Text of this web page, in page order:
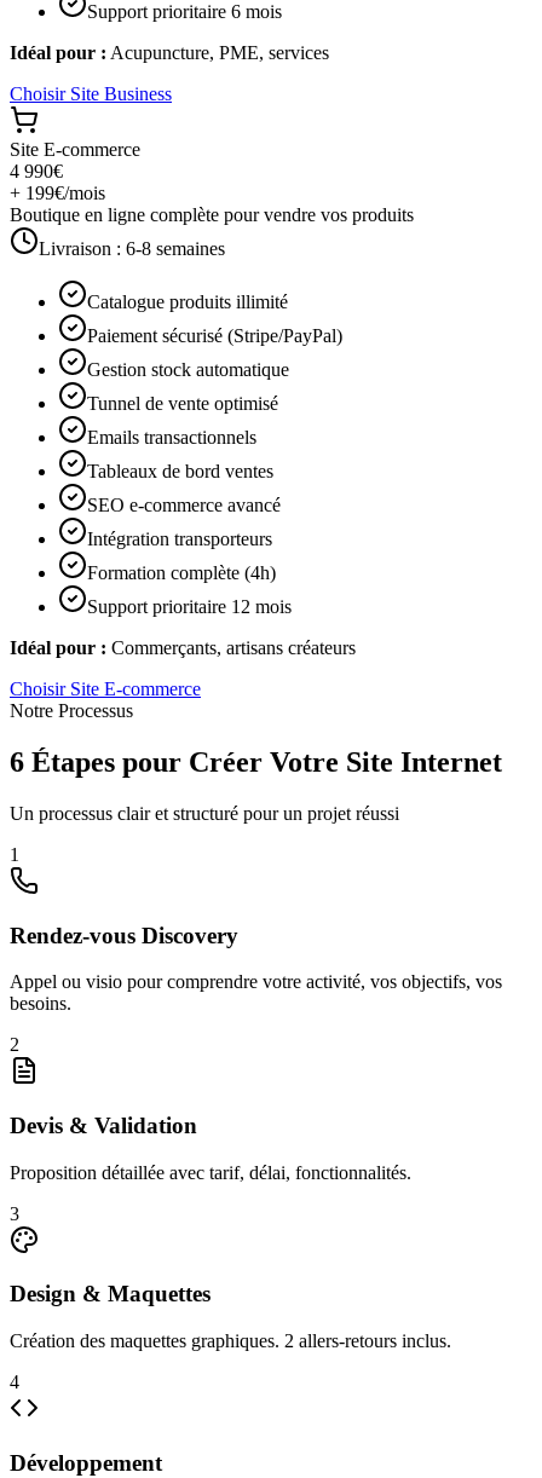
Support prioritaire 6 mois
Idéal pour : Acupuncture, PME, services
Choisir Site Business
Site E-commerce
4 990€
+ 199€/mois
Boutique en ligne complète pour vendre vos produits
Livraison : 6-8 semaines
Catalogue produits illimité
Paiement sécurisé (Stripe/PayPal)
Gestion stock automatique
Tunnel de vente optimisé
Emails transactionnels
Tableaux de bord ventes
SEO e-commerce avancé
Intégration transporteurs
Formation complète (4h)
Support prioritaire 12 mois
Idéal pour : Commerçants, artisans créateurs
Choisir Site E-commerce
Notre Processus
6 Étapes pour Créer Votre Site Internet
Un processus clair et structuré pour un projet réussi
1
Rendez-vous Discovery
Appel ou visio pour comprendre votre activité, vos objectifs, vos
besoins.
2
Devis & Validation
Proposition détaillée avec tarif, délai, fonctionnalités.
3
Design & Maquettes
Création des maquettes graphiques. 2 allers-retours inclus.
4
Développement